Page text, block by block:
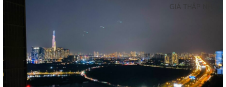
GIÁ THẤP NHẤT